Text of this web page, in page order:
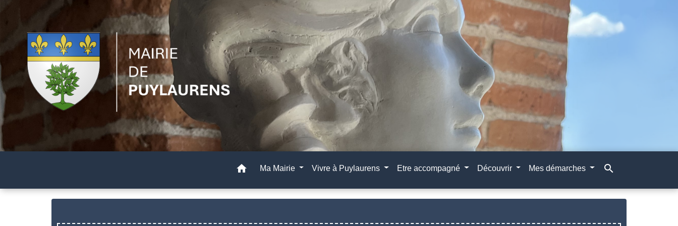
home Ma Mairie Vivre à Puylaurens Etre accompagné Découvrir Mes démarches search